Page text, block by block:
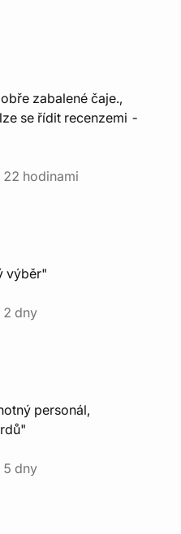
zabalené čaje.,
se řídit recenzemi -
hodinami
výběr"
2 dny
personál,
5 dny